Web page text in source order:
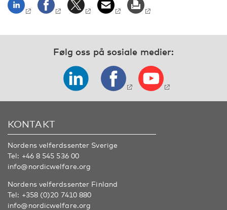
Følg oss på sosiale medier:
KONTAKT
Nordens velferdssenter Sverige
Tel: +46 8 545 536 00
info@nordicwelfare.org
Nordens velferdssenter Finland
Tel: +358 (0)20 7410 880
info@nordicwelfare.org